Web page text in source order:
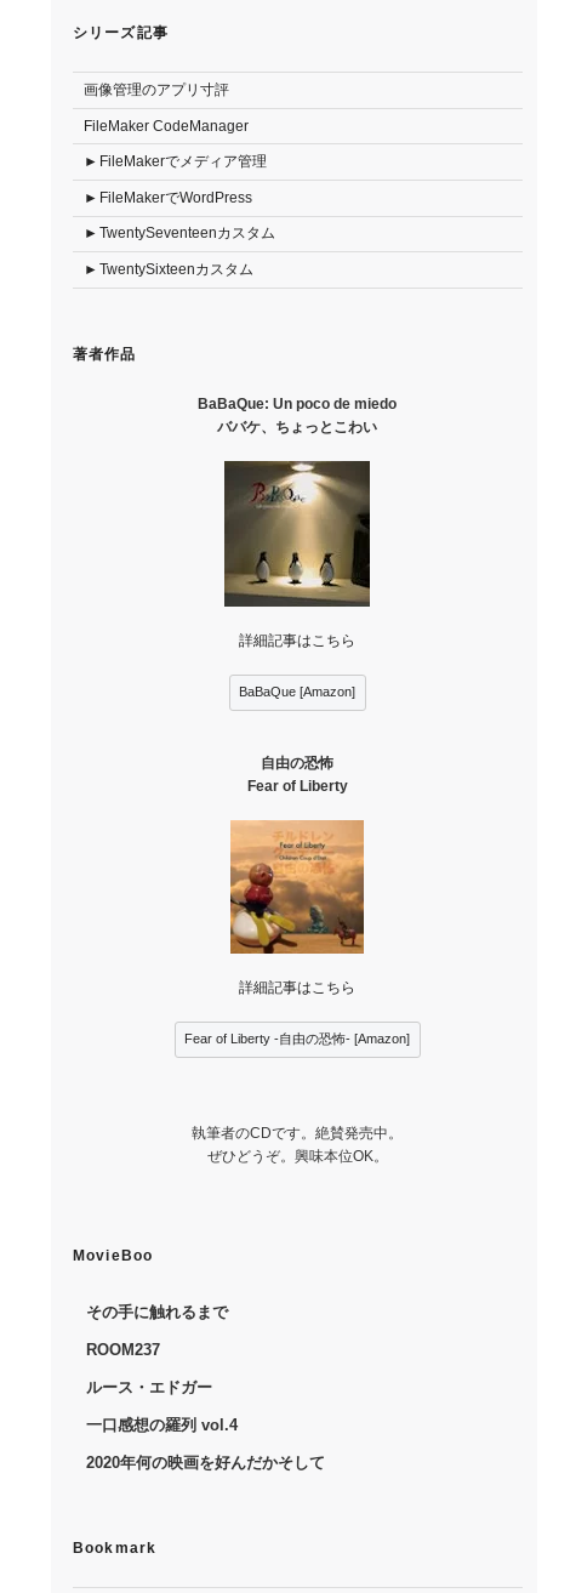
シリーズ記事
画像管理のアプリ寸評
FileMaker CodeManager
FileMakerでメディア管理
FileMakerでWordPress
TwentySeventeenカスタム
TwentySixteenカスタム
著者作品
BaBaQue: Un poco de miedo
ババケ、ちょっとこわい
詳細記事はこちら
BaBaQue [Amazon]
自由の恐怖
Fear of Liberty
詳細記事はこちら
Fear of Liberty -自由の恐怖- [Amazon]
執筆者のCDです。絶賛発売中。
ぜひどうぞ。興味本位OK。
MovieBoo
その手に触れるまで
ROOM237
ルース・エドガー
一口感想の羅列 vol.4
2020年何の映画を好んだかそして
Bookmark